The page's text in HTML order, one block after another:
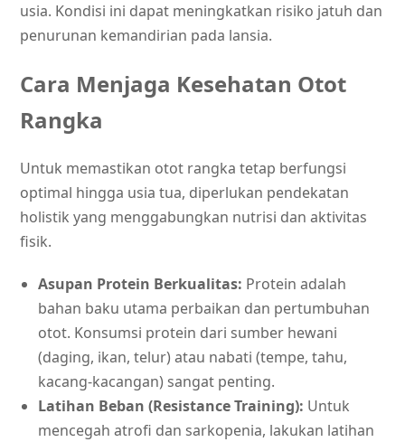
usia. Kondisi ini dapat meningkatkan risiko jatuh dan
penurunan kemandirian pada lansia.
Cara Menjaga Kesehatan Otot
Rangka
Untuk memastikan otot rangka tetap berfungsi
optimal hingga usia tua, diperlukan pendekatan
holistik yang menggabungkan nutrisi dan aktivitas
fisik.
Asupan Protein Berkualitas: Protein adalah
bahan baku utama perbaikan dan pertumbuhan
otot. Konsumsi protein dari sumber hewani
(daging, ikan, telur) atau nabati (tempe, tahu,
kacang-kacangan) sangat penting.
Latihan Beban (Resistance Training): Untuk
mencegah atrofi dan sarkopenia, lakukan latihan